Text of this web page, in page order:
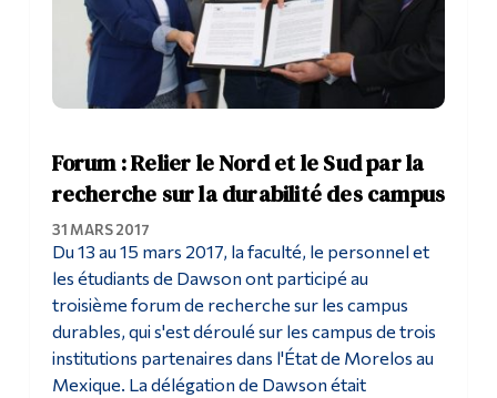
Forum : Relier le Nord et le Sud par la
recherche sur la durabilité des campus
31 MARS 2017
Du 13 au 15 mars 2017, la faculté, le personnel et
les étudiants de Dawson ont participé au
troisième forum de recherche sur les campus
durables, qui s'est déroulé sur les campus de trois
institutions partenaires dans l'État de Morelos au
Mexique. La délégation de Dawson était